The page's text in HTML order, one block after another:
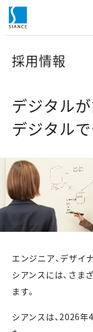
採用情報
デジタルが
デジタル
エンジニア、デザイ
シアンスには、さま
ます。
シアンスは、2026